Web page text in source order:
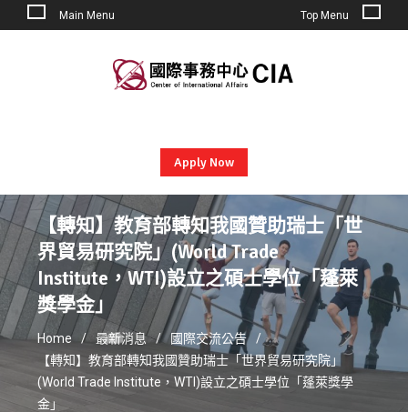
Main Menu Top Menu
Apply Now
【轉知】教育部轉知我國贊助瑞士「世
界貿易研究院」(World Trade
Institute，WTI)設立之碩士學位「蓬萊
獎學金」
Home 最新消息
國際交流公告
【轉知】教育部轉知我國贊助瑞士「世界貿易研究院」
(World Trade Institute，WTI)設立之碩士學位「蓬萊獎學
金」